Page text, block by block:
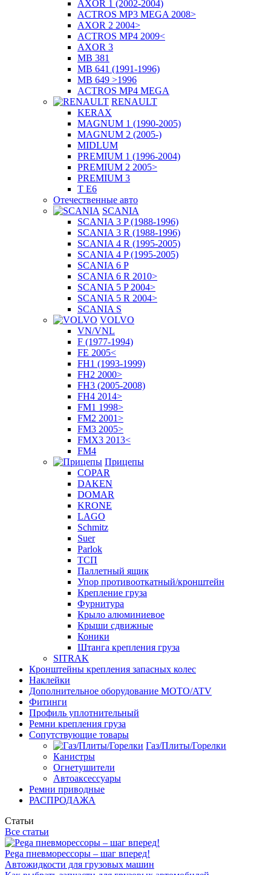
AXOR 1 (2002-2004)
ACTROS MP3 MEGA 2008>
AXOR 2 2004>
ACTROS MP4 2009<
AXOR 3
MB 381
MB 641 (1991-1996)
MB 649 >1996
ACTROS MP4 MEGA
RENAULT
KERAX
MAGNUM 1 (1990-2005)
MAGNUM 2 (2005-)
MIDLUM
PREMIUM 1 (1996-2004)
PREMIUM 2 2005>
PREMIUM 3
T E6
Отечественные авто
SCANIA
SCANIA 3 P (1988-1996)
SCANIA 3 R (1988-1996)
SCANIA 4 R (1995-2005)
SCANIA 4 P (1995-2005)
SCANIA 6 P
SCANIA 6 R 2010>
SCANIA 5 P 2004>
SCANIA 5 R 2004>
SCANIA S
VOLVO
VN/VNL
F (1977-1994)
FE 2005<
FH1 (1993-1999)
FH2 2000>
FH3 (2005-2008)
FH4 2014>
FM1 1998>
FM2 2001>
FM3 2005>
FMX3 2013<
FM4
Прицепы
COPAR
DAKEN
DOMAR
KRONE
LAGO
Schmitz
Suer
Parlok
ТСП
Паллетный ящик
Упор противооткатный/кронштейн
Крепление груза
Фурнитура
Крыло алюминиевое
Крыши сдвижные
Коники
Штанга крепления груза
SITRAK
Кронштейны крепления запасных колес
Наклейки
Дополнительное оборудование MOTO/ATV
Фитинги
Профиль уплотнительный
Ремни крепления груза
Сопутствующие товары
Газ/Плиты/Горелки
Канистры
Огнетушители
Автоаксессуары
Ремни приводные
РАСПРОДАЖА
Статьи
Все статьи
Pega пневморессоры – шаг вперед!
Автожидкости для грузовых машин